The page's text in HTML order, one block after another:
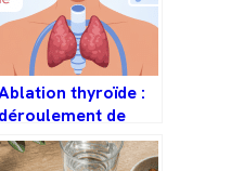
thyroïde :
déroulement de
risques
vie après